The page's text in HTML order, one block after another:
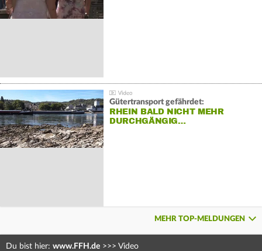
Gütertransport gefährdet:
RHEIN BALD NICHT MEHR
DURCHGÄNGIG…
MEHR TOP-MELDUNGEN
Du bist hier: www.FFH.de >>> Video